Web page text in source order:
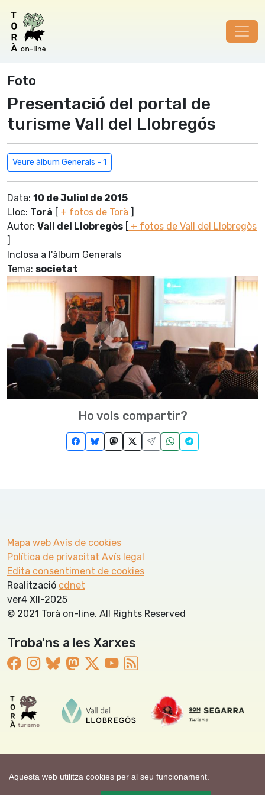
Aquesta web utilitza cookies per al seu funcionament.
Foto
Presentació del portal de
turisme Vall del Llobregós
Veure àlbum Generals - 1
Data: 10 de Juliol de 2015
Lloc: Torà [ + fotos de Torà ]
Autor: Vall del Llobregòs [ + fotos de Vall del Llobregòs
]
Inclosa a l'àlbum Generals
Tema: societat
Ho vols compartir?
Mapa web Avís de cookies
Política de privacitat Avís legal
Edita consentiment de cookies
Realització cdnet
ver4 XII-2025
© 2021 Torà on-line. All Rights Reserved
Troba'ns a les Xarxes